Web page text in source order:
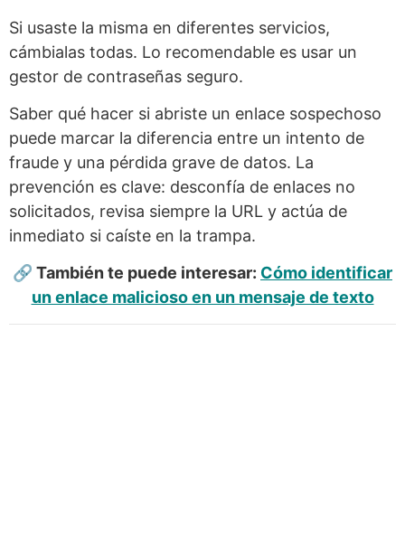
Si usaste la misma en diferentes servicios,
cámbialas todas. Lo recomendable es usar un
gestor de contraseñas seguro.
Saber qué hacer si abriste un enlace sospechoso
puede marcar la diferencia entre un intento de
fraude y una pérdida grave de datos. La
prevención es clave: desconfía de enlaces no
solicitados, revisa siempre la URL y actúa de
inmediato si caíste en la trampa.
🔗 También te puede interesar: Cómo identificar
un enlace malicioso en un mensaje de texto